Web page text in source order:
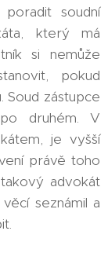
soudní
který má
si nemůže
pokud
Soud zástupce
druhém. V
je vyšší
právě toho
advokát
seznámil a